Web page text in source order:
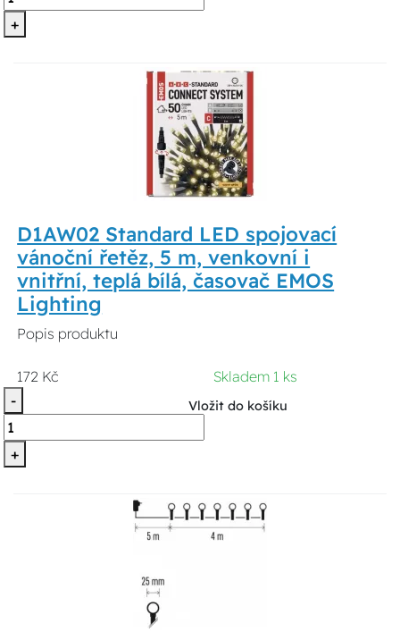
+
D1AW02 Standard LED spojovací
vánoční řetěz, 5 m, venkovní i
vnitřní, teplá bílá, časovač EMOS
Lighting
Popis produktu
172 Kč
Skladem 1 ks
-
+
Vložit do košíku